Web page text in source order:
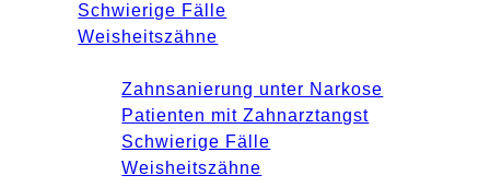
Schwierige Fälle
Weisheitszähne
Zahnsanierung unter Narkose
Patienten mit Zahnarztangst
Schwierige Fälle
Weisheitszähne